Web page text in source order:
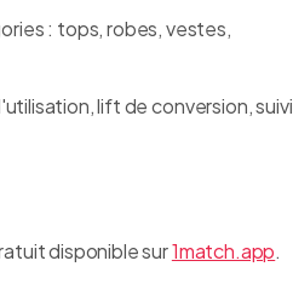
: tops, robes, vestes,
lift de conversion, suivi
disponible sur1match.app.